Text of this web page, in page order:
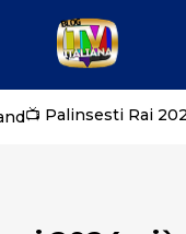
📺 Palinsesti Rai